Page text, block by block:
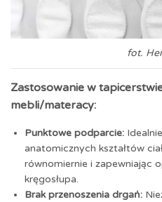
fot.
Zastosowanie w
mebli/materacy:
Punktowe podparcie:
anatomicznych kształtów
równomiernie i zapewniając
kręgosłupa.
Brak przenoszenia drgań: